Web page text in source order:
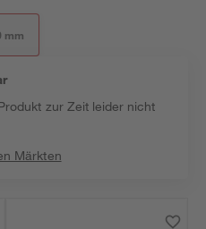
mm
zur Zeit leider nicht
Märkten